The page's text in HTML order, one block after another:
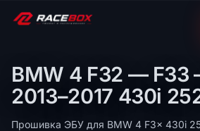
BMW 4 F32 — F33
2013–2017 430i
Прошивка ЭБУ для BMW 4 F3x 430i